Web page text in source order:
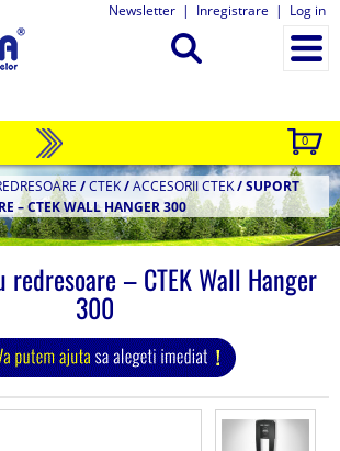
Newsletter | Inregistrare | Log in
0
/CTEK/ACCESORII CTEK/SUPORT
– CTEK WALL HANGER 300
– CTEK Wall Hanger
300